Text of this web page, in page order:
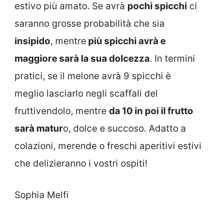
estivo più amato. Se avrà pochi spicchi ci
saranno grosse probabilità che sia
insipido, mentre più spicchi avrà e
maggiore sarà la sua dolcezza. In termini
pratici, se il melone avrà 9 spicchi è
meglio lasciarlo negli scaffali del
fruttivendolo, mentre da 10 in poi il frutto
sarà maturo, dolce e succoso. Adatto a
colazioni, merende o freschi aperitivi estivi
che delizieranno i vostri ospiti!
Sophia Melfi